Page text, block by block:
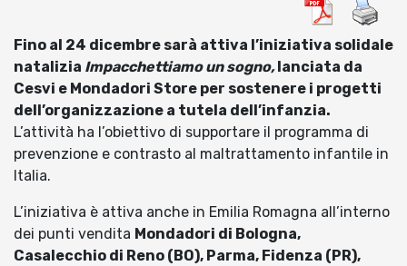
Fino al 24 dicembre sarà attiva l’iniziativa solidale
natalizia Impacchettiamo un sogno, lanciata da
Cesvi e Mondadori Store per sostenere i progetti
dell’organizzazione a tutela dell’infanzia.
L’attività ha l’obiettivo di supportare il programma di
prevenzione e contrasto al maltrattamento infantile in
Italia.
L’iniziativa è attiva anche in Emilia Romagna all’interno
dei punti vendita Mondadori di Bologna,
Casalecchio di Reno (BO), Parma, Fidenza (PR),